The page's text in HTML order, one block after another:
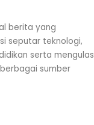
berita yang
seputar teknologi,
serta mengulas
sumber